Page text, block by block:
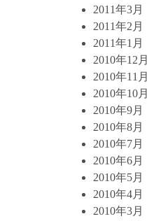
2011年3月
2011年2月
2011年1月
2010年12月
2010年11月
2010年10月
2010年9月
2010年8月
2010年7月
2010年6月
2010年5月
2010年4月
2010年3月